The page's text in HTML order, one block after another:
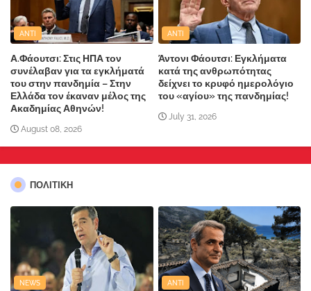
ANTI
Α.Φάουτσι: Στις ΗΠΑ τον
συνέλαβαν για τα εγκλήματά
του στην πανδημία – Στην
Ελλάδα τον έκαναν μέλος της
Ακαδημίας Αθηνών!
August 08, 2026
ANTI
Άντονι Φάουτσι: Εγκλήματα
κατά της ανθρωπότητας
δείχνει το κρυφό ημερολόγιο
του «αγίου» της πανδημίας!
July 31, 2026
ΠΟΛΙΤΙΚΗ
NEWS ANTI